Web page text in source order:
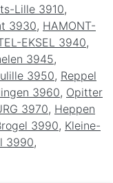
Lille 3910,
3930, HAMONT-
EKSEL 3940,
3945,
3950, Reppel
3960, Opitter
3970, Heppen
3990, Kleine-
3990,